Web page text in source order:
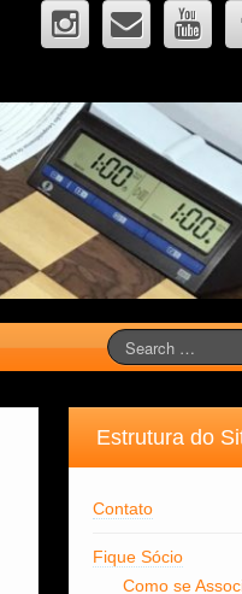
Estrutura do
Contato
Fique Sócio
Como se